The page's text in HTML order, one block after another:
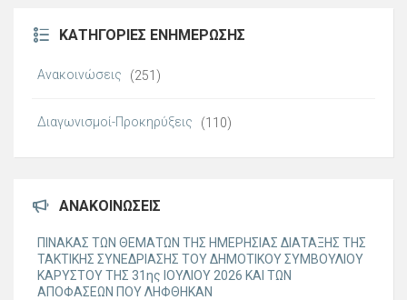
ΚΑΤΗΓΟΡΊΕΣ ΕΝΗΜΈΡΩΣΗΣ
Ανακοινώσεις (251)
Διαγωνισμοί-Προκηρύξεις (110)
ΑΝΑΚΟΙΝΏΣΕΙΣ
ΠΙΝΑΚΑΣ ΤΩΝ ΘΕΜΑΤΩΝ ΤΗΣ ΗΜΕΡΗΣΙΑΣ ΔΙΑΤΑΞΗΣ ΤΗΣ
ΤΑΚΤΙΚΗΣ ΣΥΝΕΔΡΙΑΣΗΣ ΤΟΥ ΔΗΜΟΤΙΚΟΥ ΣΥΜΒΟΥΛΙΟΥ
ΚΑΡΥΣΤΟΥ ΤΗΣ 31ης ΙΟΥΛΙΟΥ 2026 ΚΑΙ ΤΩΝ
ΑΠΟΦΑΣΕΩΝ ΠΟΥ ΛΗΦΘΗΚΑΝ